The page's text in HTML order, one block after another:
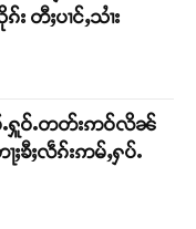
း တီႈပၢင်ႇသၢႆး
ႉႁူဝ်ႉတတ်းဢဝ်လိၼ်
ႈၶီႈလဵၵ်းဢမ်ႇႁပ်ႉ